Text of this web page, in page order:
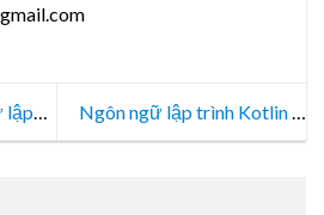
lập
App
Ngôn ngữ lập trình Kotlin là
gì? So sánh ngôn ngữ Kotlin và